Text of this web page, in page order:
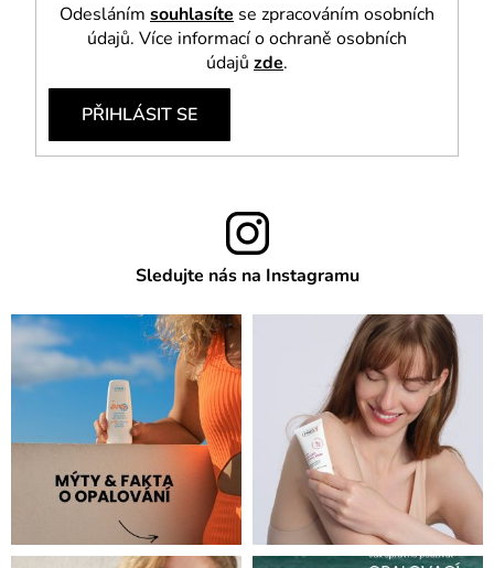
Odesláním souhlasíte se zpracováním osobních
údajů. Více informací o ochraně osobních
údajů zde.
PŘIHLÁSIT SE
Sledujte nás na Instagramu